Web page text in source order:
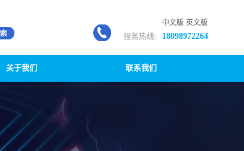
服务热线: 18098972264
中文版 英文版
关于我们 联系我们